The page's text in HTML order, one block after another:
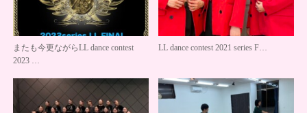
またも今更ながらLL dance contest
2023 …
LL dance contest 2021 series F…